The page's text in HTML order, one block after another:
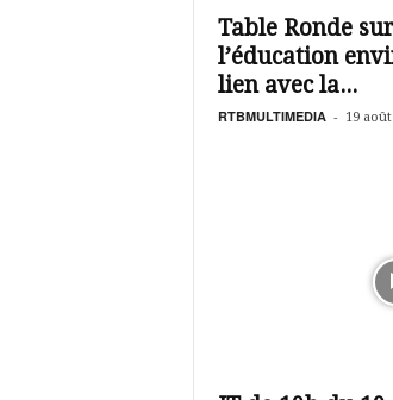
Table Ronde
l’éducation
lien avec la...
RTBMULTIMEDIA - 19 août